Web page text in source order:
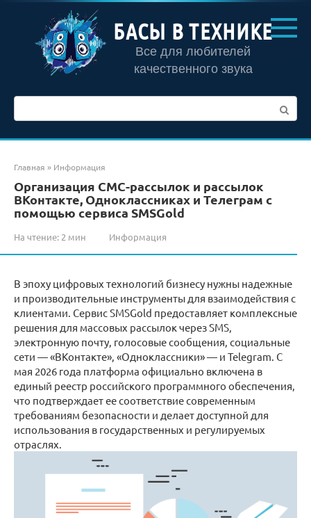
контенту
БАСЫ В ТЕХНИКЕ
Все для любителей
качественного звука
Главная » Информация
Организация СМС-рассылок и рассылок
ВКонтакте, Одноклассниках и Телеграм с
помощью сервиса SMSGold
На чтение: 2 мин Информация
В эпоху цифровых технологий бизнесу нужны надежные
и производительные инструменты для взаимодействия с
клиентами. Сервис SMSGold предоставляет комплексные
решения для массовых рассылок через SMS,
электронную почту, голосовые сообщения, социальные
сети — «ВКонтакте», «Одноклассники» — и Telegram. С
мая 2026 года платформа официально включена в
единый реестр российского программного обеспечения,
что подтверждает ее соответствие современным
требованиям безопасности и делает доступной для
использования в государственных и регулируемых
отраслях.